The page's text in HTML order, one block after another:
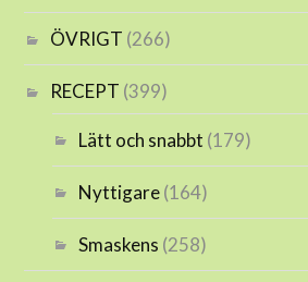
ÖVRIGT (266)
RECEPT (399)
Lätt och snabbt (179)
Nyttigare(164)
Smaskens (258)